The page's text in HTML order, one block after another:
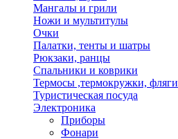
Мангалы и грили
Ножи и мультитулы
Очки
Палатки, тенты и шатры
Рюкзаки, ранцы
Спальники и коврики
Термосы ,термокружки, фляги
Туристическая посуда
Электроника
Приборы
Фонари